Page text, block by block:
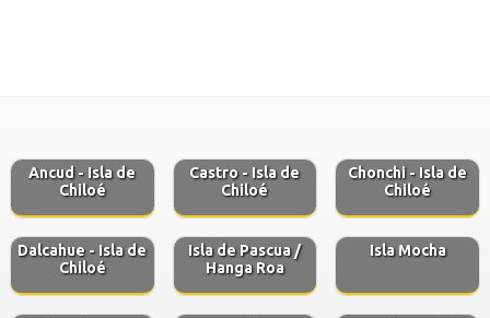
Ancud - Isla de
Chiloé
Castro - Isla de
Chiloé
Chonchi - Isla de
Chiloé
Dalcahue - Isla de
Chiloé
Isla de Pascua /
Hanga Roa
Isla Mocha